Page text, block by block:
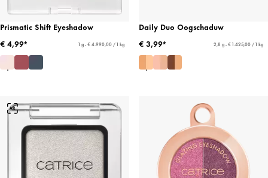
Prismatic Shift Eyeshadow
€ 4,99*
1 g - € 4.990,00 / 1 kg
Daily Duo Oogschaduw
€ 3,99*
2,8 g - € 1.425,00 / 1 kg